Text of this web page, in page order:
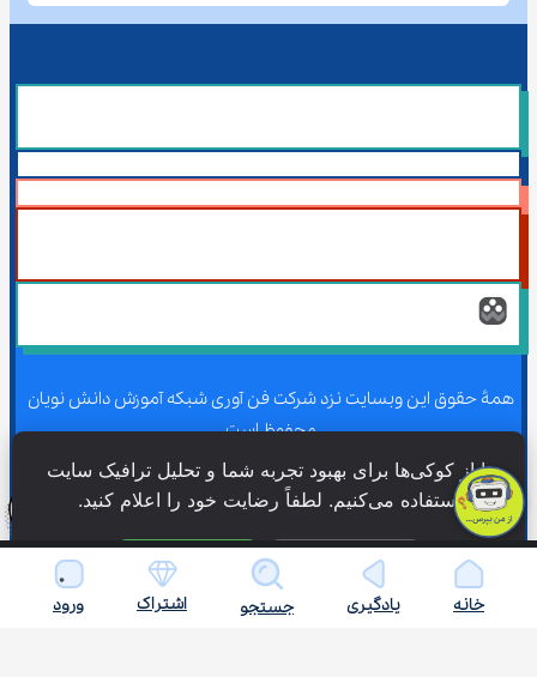
همۀ حقوق این وبسایت نزد شرکت فن آوری شبکه آموزش دانش نویان
محفوظ است.
همۀ حقوق این وبسایت نزد شرکت فن آوری شبکه آموزش دانش نویان
محفوظ است.
خانه یادگیری جستجو اشتراک ورود
ما از کوکی‌ها برای بهبود تجربه شما و تحلیل ترافیک سایت
استفاده می‌کنیم. لطفاً رضایت خود را اعلام کنید.
فقط ضروری پذیرش همه